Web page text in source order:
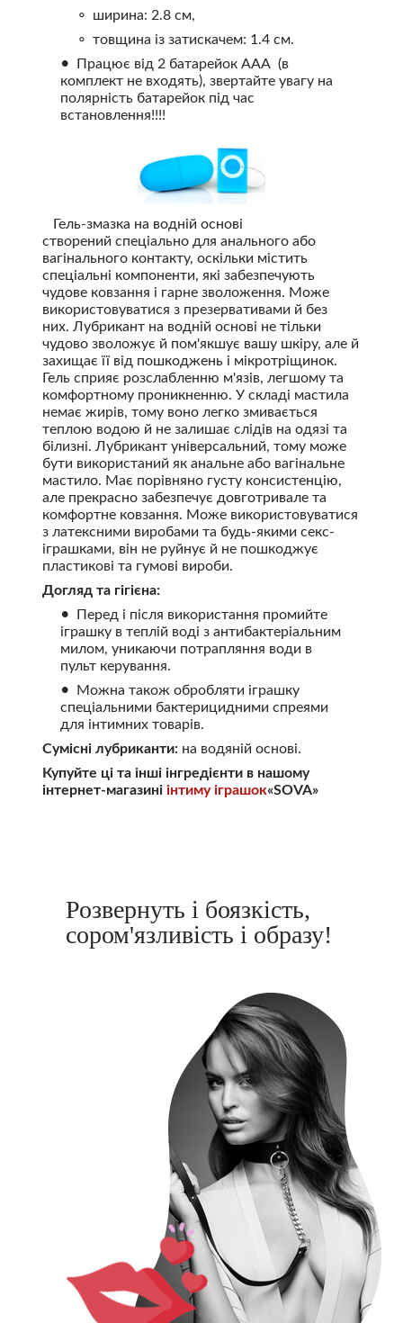
ширина: 2.8 см,
товщина із затискачем: 1.4 см.
Працює від 2 батарейок ААА (в
комплект не входять), звертайте увагу на
полярність батарейок під час
встановлення!!!!
Гель-змазка на водній основі
створений спеціально для анального або
вагінального контакту, оскільки містить
спеціальні компоненти, які забезпечують
чудове ковзання і гарне зволоження. Може
використовуватися з презервативами й без
них. Лубрикант на водній основі не тільки
чудово зволожує й пом'якшує вашу шкіру, але й
захищає її від пошкоджень і мікротріщинок.
Гель сприяє розслабленню м'язів, легшому та
комфортному проникненню. У складі мастила
немає жирів, тому воно легко змивається
теплою водою й не залишає слідів на одязі та
білизні. Лубрикант універсальний, тому може
бути використаний як анальне або вагінальне
мастило. Має порівняно густу консистенцію,
але прекрасно забезпечує довготривале та
комфортне ковзання. Може використовуватися
з латексними виробами та будь-якими секс-
іграшками, він не руйнує й не пошкоджує
пластикові та гумові вироби.
Догляд та гігієна:
Перед і після використання промийте
іграшку в теплій воді з антибактеріальним
милом, уникаючи потрапляння води в
пульт керування.
Можна також обробляти іграшку
спеціальними бактерицидними спреями
для інтимних товарів.
Сумісні лубриканти:на водяній основі.
Купуйте ці та інші інгредієнти в нашому
інтернет-магазині інтиму іграшок«SOVA»
Розвернуть і боязкість,
сором'язливість і образу!